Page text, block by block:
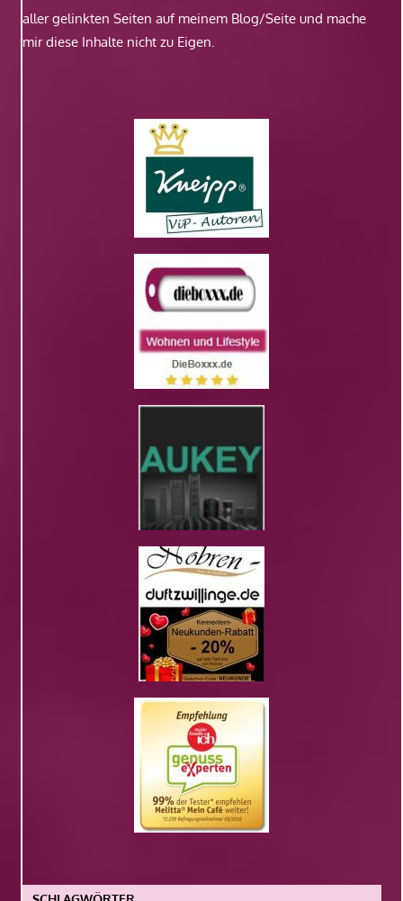
aller gelinkten Seiten auf meinem Blog/Seite und mache
mir diese Inhalte nicht zu Eigen.